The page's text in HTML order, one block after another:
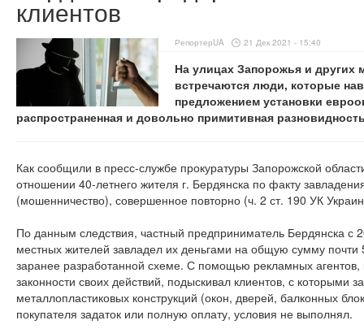
клиентов
РепортерUA 21 Дек 2021 - 15:40
На улицах Запорожья и других
встречаются люди, которые
предложением установки
распространенная и довольно примитивная
Как сообщили в пресс-службе прокуратуры Запорожской
отношении 40-летнего жителя г. Бердянска по факту
(мошенничество), совершенное повторно (ч. 2 ст. 190 УК
По данным следствия, частный предприниматель Бердянска с
местных жителей завладел их деньгами на общую сумму
заранее разработанной схеме. С помощью рекламных
законности своих действий, подыскивал клиентов, с которыми
металлопластиковых конструкций (окон, дверей, балконных
покупателя задаток или полную оплату, условия не выполнял.